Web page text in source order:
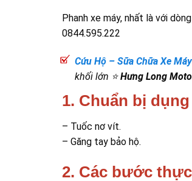
Phanh xe máy, nhất là với
0844.595.222
Cứu Hộ – Sữa Chữa Xe Máy
khối lớn ⭐Hưng Long
1. Chuẩn bị
– Tuốc nơ vít.
– Găng tay bảo hộ.
2. Các bước